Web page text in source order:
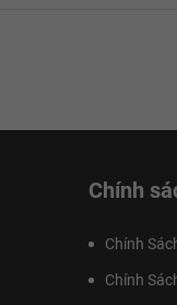
Chính
Chính
Chính